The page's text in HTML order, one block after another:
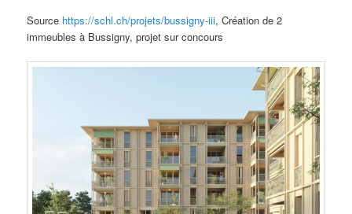
Source https://schl.ch/projets/bussigny-iii, Création de 2
immeubles à Bussigny, projet sur concours